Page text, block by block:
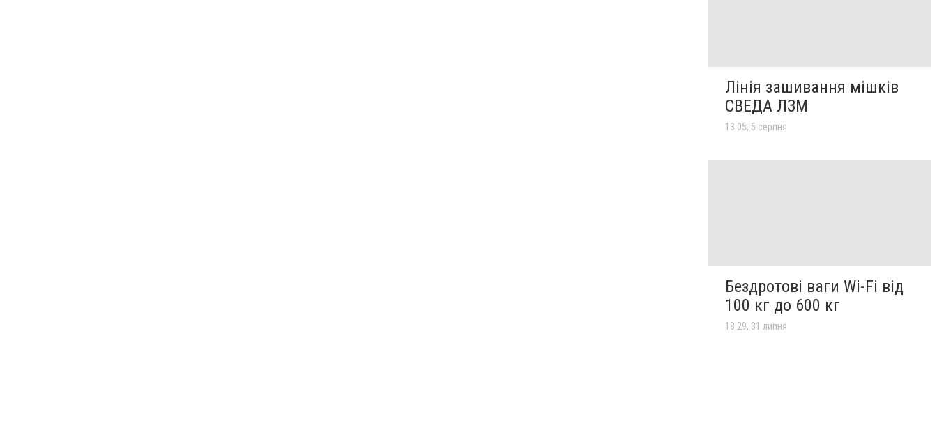
Лінія зашивання мішків
СВЕДА ЛЗМ
13:05, 5 серпня
Бездротові ваги Wi-Fi від
100 кг до 600 кг
18:29, 31 липня